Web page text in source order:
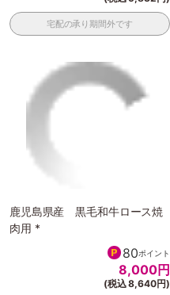
宅配の承り期間外です
鹿児島県産 黒毛和牛ロース焼
肉用 *
80ポイント
8,000円
(税込 8,640円)